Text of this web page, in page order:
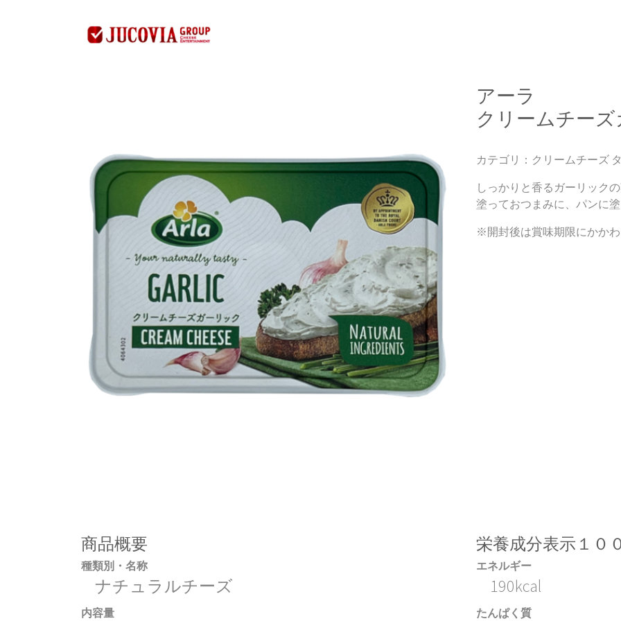
アーラ
クリームチーズ
カテゴリ：クリームチーズ
しっかりと香るガーリック
塗っておつまみに、パンに
※開封後は賞味期限にかかわ
商品概要
種類別・名称
ナチュラルチーズ
内容量
栄養成分表示１０
エネルギー
190kcal
たんぱく質